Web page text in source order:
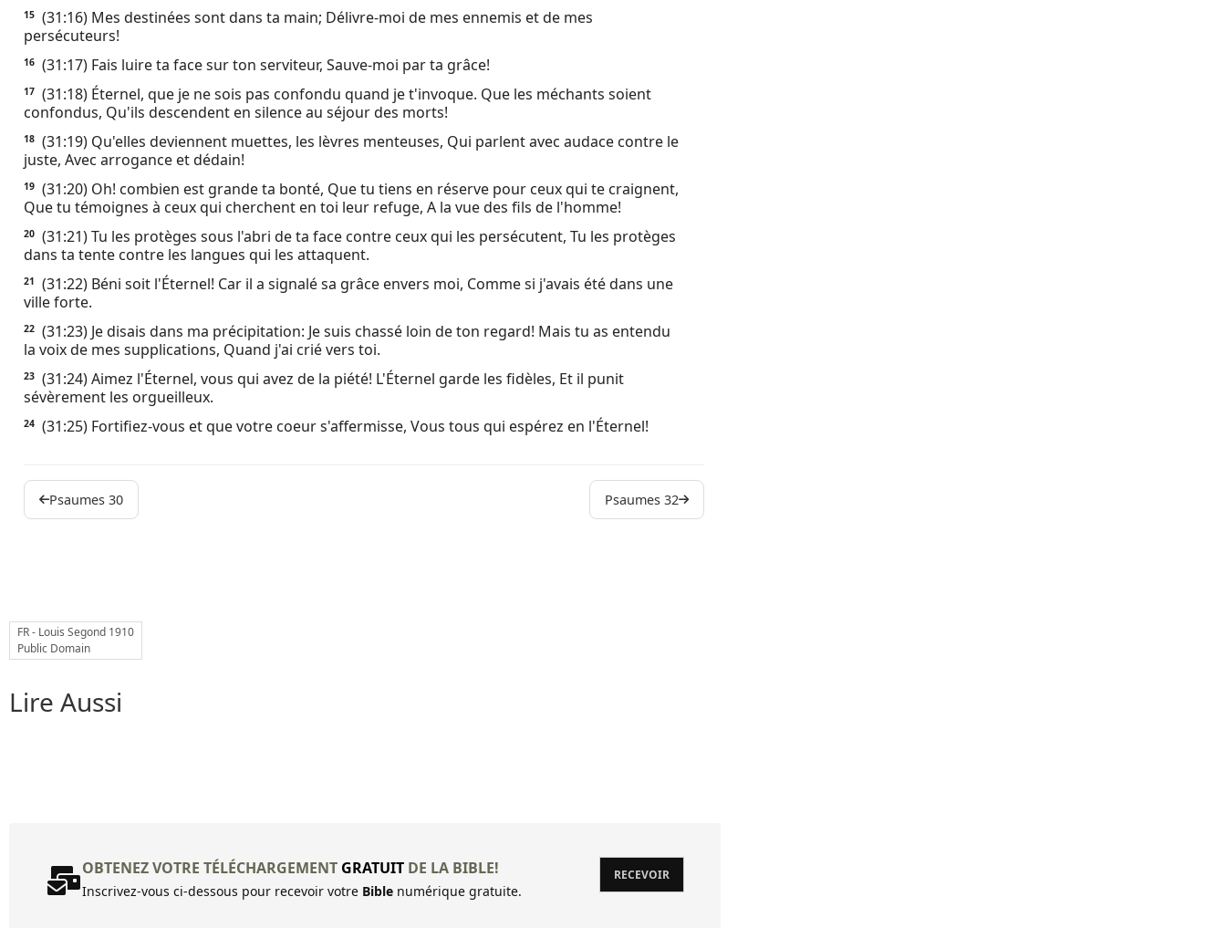
15 (31:16) Mes destinées sont dans ta main; Délivre-moi de mes ennemis et de mes
persécuteurs!
16 (31:17) Fais luire ta face sur ton serviteur, Sauve-moi par ta grâce!
17 (31:18) Éternel, que je ne sois pas confondu quand je t'invoque. Que les méchants soient
confondus, Qu'ils descendent en silence au séjour des morts!
18 (31:19) Qu'elles deviennent muettes, les lèvres menteuses, Qui parlent avec audace contre le
juste, Avec arrogance et dédain!
19 (31:20) Oh! combien est grande ta bonté, Que tu tiens en réserve pour ceux qui te craignent,
Que tu témoignes à ceux qui cherchent en toi leur refuge, A la vue des fils de l'homme!
20 (31:21) Tu les protèges sous l'abri de ta face contre ceux qui les persécutent, Tu les protèges
dans ta tente contre les langues qui les attaquent.
21
(31:22) Béni soit l'Éternel! Car il a signalé sa grâce envers moi, Comme si j'avais été dans une
ville forte.
22 (31:23) Je disais dans ma précipitation: Je suis chassé loin de ton regard! Mais tu as entendu
la voix de mes supplications, Quand j'ai crié vers toi.
23 (31:24) Aimez l'Éternel, vous qui avez de la piété! L'Éternel garde les fidèles, Et il punit
sévèrement les orgueilleux.
24 (31:25) Fortifiez-vous et que votre coeur s'affermisse, Vous tous qui espérez en l'Éternel!
Psaumes 30 Psaumes 32
FR - Louis Segond 1910
Public Domain
Lire Aussi
OBTENEZ VOTRE TÉLÉCHARGEMENT GRATUIT DE LA BIBLE!
Inscrivez-vous ci-dessous pour recevoir votre Bible numérique gratuite.
RECEVOIR